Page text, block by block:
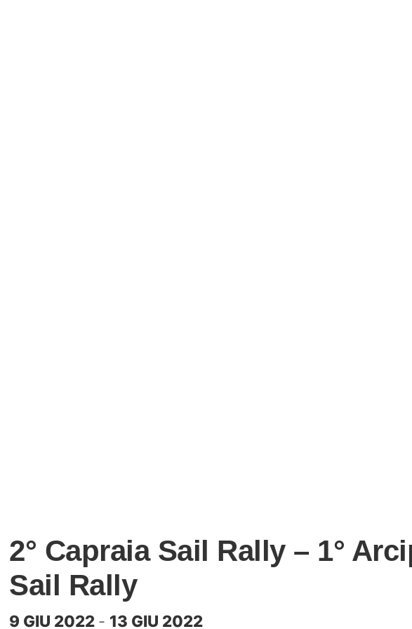
2° Capraia Sail Rally – 1°
Sail Rally
9 GIU 2022 - 13 GIU 2022